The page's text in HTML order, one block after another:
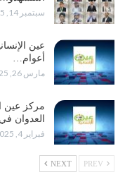
سبتمبر 14, 2025
أعوام…
مارس 26, 2025
مركز عين
العدوان
فبراير 4, 2025
NEXT